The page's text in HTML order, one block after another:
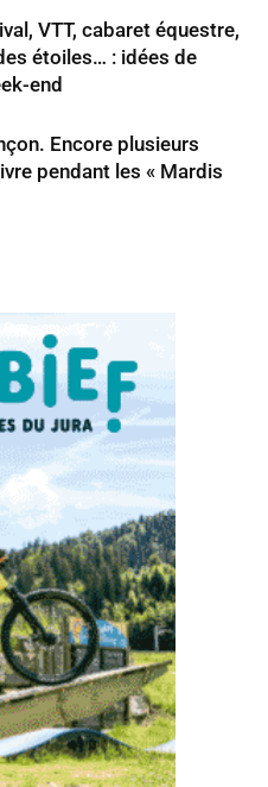
VTT, cabaret équestre,
étoiles… : idées de
end
Encore plusieurs
pendant les « Mardis